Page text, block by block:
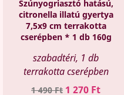
Szúnyogriasztó hatású,
citronella illatú gyertya
7,5x9 cm terrakotta
cserépben * 1 db 160g
szabadtéri, 1 db
terrakotta cserépben
Regular
1 490 Ft Ár
1 270 Ft